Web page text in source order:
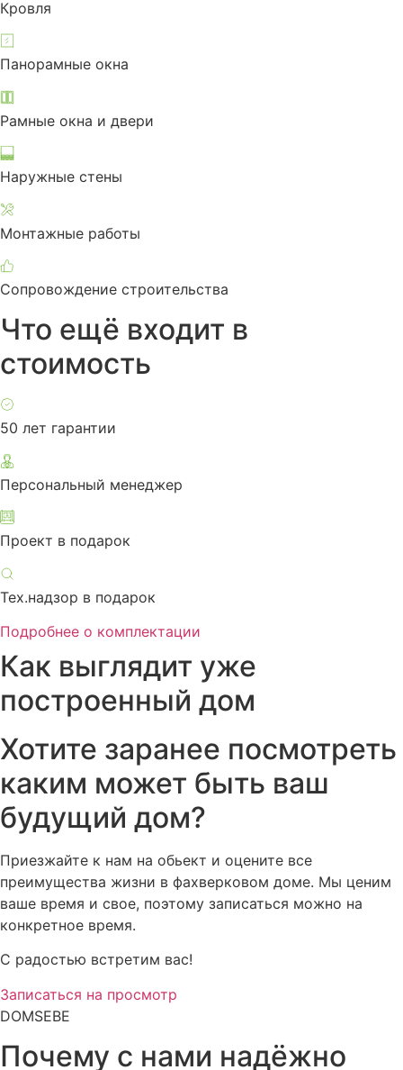
Кровля
Панорамные окна
Рамные окна и двери
Наружные стены
Монтажные работы
Сопровождение строительства
Что ещё входит в
стоимость
50 лет гарантии
Персональный менеджер
Проект в подарок
Тех.надзор в подарок
Подробнее о комплектации
Как выглядит уже
построенный дом
Хотите заранее посмотреть
каким может быть ваш
будущий дом?
Приезжайте к нам на обьект и оцените все
преимущества жизни в фахверковом доме. Мы ценим
ваше время и свое, поэтому записаться можно на
конкретное время.
С радостью встретим вас!
Записаться на просмотр
DOMSEBE
Почему с нами надёжно